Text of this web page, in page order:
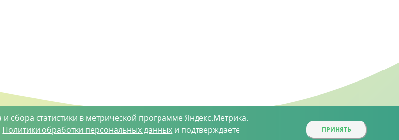
сбора статистики в метрической программе Яндекс.Метрика.
Политики обработки персональных данных и подтверждаете
ПРИНЯТЬ